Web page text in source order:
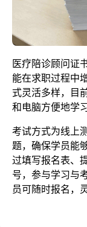
医疗陪诊顾问证
能在求职过程中
式灵活多样，目
和电脑方便地学习
考试方式为线上
题，确保学员能
过填写报名表、
号，参与学习与
员可随时报名，